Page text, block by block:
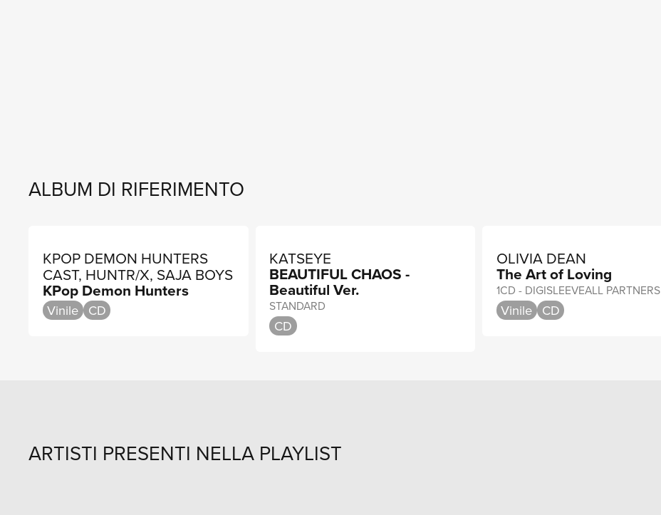
ALBUM DI RIFERIMENTO
KPOP DEMON HUNTERS
CAST, HUNTR/X, SAJA BOYS
KPop Demon Hunters
Vinile CD
KATSEYE
BEAUTIFUL CHAOS -
Beautiful Ver.
STANDARD
CD
OLIVIA DEAN
The Art of Loving
1CD - DIGISLEEVEALL PARTNERS
Vinile CD
ARTISTI PRESENTI NELLA PLAYLIST